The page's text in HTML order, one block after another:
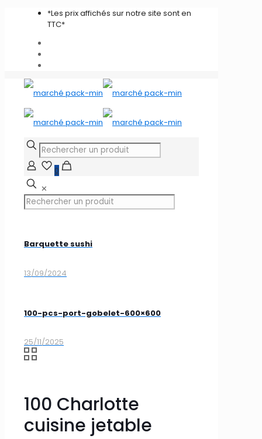
*Les prix affichés sur notre site sont en
TTC*
0
✕
Barquette sushi
13/09/2024
100-pcs-port-gobelet-600×600
25/11/2025
100 Charlotte
cuisine jetable